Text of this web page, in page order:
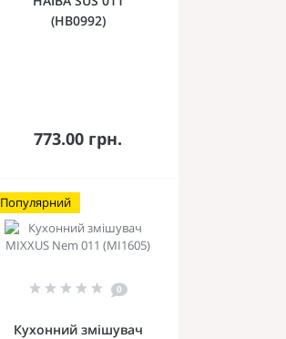
(HB0992)
773.00 грн.
До кошика
Популярний
0
Кухонний змішувач